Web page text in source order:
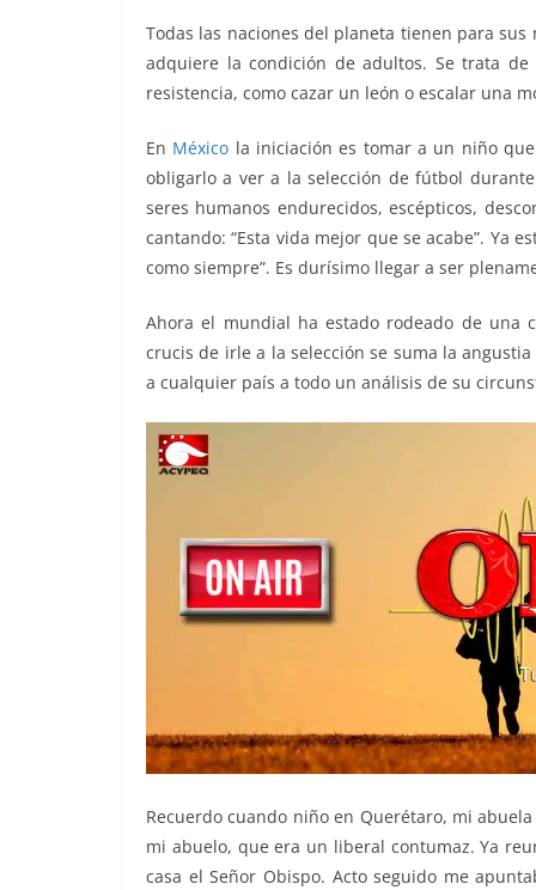
o
k
p er
Todas las naciones del planeta tienen para
adquiere la condición de adultos. Se trata
resistencia, como cazar un león o escalar una
En México la iniciación es tomar a un niño
obligarlo a ver a la selección de fútbol
seres humanos endurecidos, escépticos,
cantando: “Esta vida mejor que se acabe”. Ya
como siempre”. Es durísimo llegar a ser
Ahora el mundial ha estado rodeado de una
crucis de irle a la selección se suma la
a cualquier país a todo un análisis de su
Recuerdo cuando niño en Querétaro, mi
mi abuelo, que era un liberal contumaz. Ya
casa el Señor Obispo. Acto seguido me